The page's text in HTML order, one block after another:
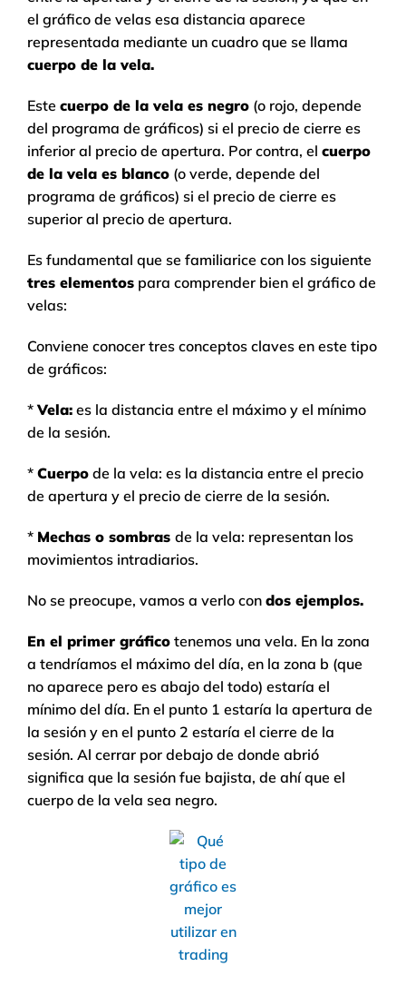
el gráfico de velas esa distancia aparece
representada mediante un cuadro que se llama
cuerpo de la vela.
Este cuerpo de la vela es negro (o rojo, depende
del programa de gráficos) si el precio de cierre es
inferior al precio de apertura. Por contra, el cuerpo
de la vela es blanco (o verde, depende del
programa de gráficos) si el precio de cierre es
superior al precio de apertura.
Es fundamental que se familiarice con los siguiente
tres elementos para comprender bien el gráfico de
velas:
Conviene conocer tres conceptos claves en este tipo
de gráficos:
* Vela: es la distancia entre el máximo y el mínimo
de la sesión.
* Cuerpo de la vela: es la distancia entre el precio
de apertura y el precio de cierre de la sesión.
* Mechas o sombras de la vela: representan los
movimientos intradiarios.
No se preocupe, vamos a verlo con dos ejemplos.
En el primer gráfico tenemos una vela. En la zona
a tendríamos el máximo del día, en la zona b (que
no aparece pero es abajo del todo) estaría el
mínimo del día. En el punto 1 estaría la apertura de
la sesión y en el punto 2 estaría el cierre de la
sesión. Al cerrar por debajo de donde abrió
significa que la sesión fue bajista, de ahí que el
cuerpo de la vela sea negro.